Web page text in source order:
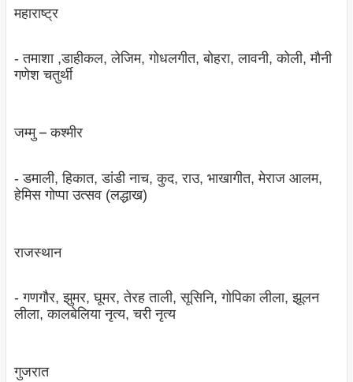
महाराष्‍ट्र
- तमाशा ,डाहीकल, लेजिम, गोधलगीत, बोहरा, लावनी, कोली, मौनी
गणेश चतुर्थी
जम्‍मु – कश्‍मीर
- डमाली, हिकात, डांडी नाच, कुद, राउ, भाखागीत, मेराज आलम,
हेमिस गोप्‍पा उत्‍सव (लद्धाख)
राजस्‍थान
- गणगौर, झुमर, घूमर, तेरह ताली, सूसिनि, गोपिका लीला, झूलन
लीला, कालबेलिया नृत्‍य, चरी नृत्‍य
गुजरात